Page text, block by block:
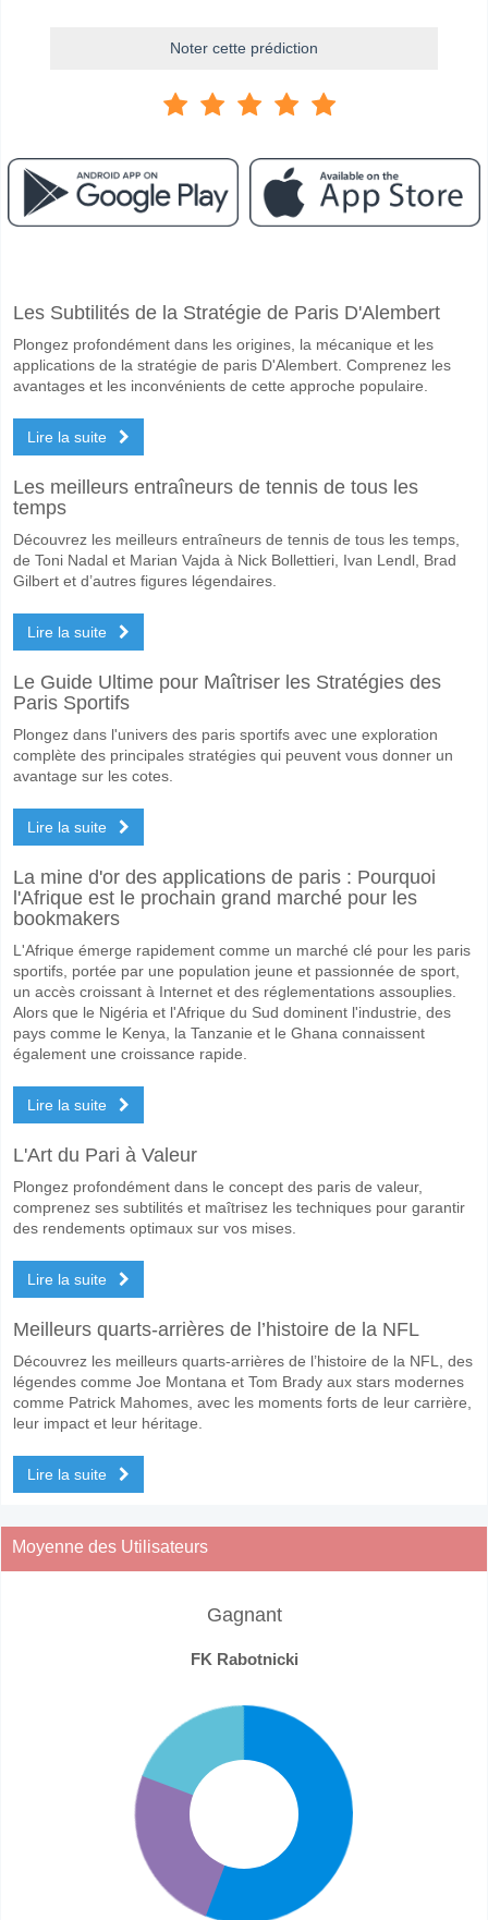
Noter cette prédiction
Le match entre FK Rabotnicki v Aresimi 10 March 2026 13:00.
Quelle est l'équipe favorite pour gagner entre FK
FK Rabotnicki pour le Gagnant du match, avec une probabilité de 55%
Les deux équipes marqueront-elles dans le match FK
Oui pour Les Deux Équipes Marquent, avec un pourcentage de 62%.
Quel sera le résultat correct attendu entre FK
Sur le côté risqué, vous pouvez essayer le Résultat Correct de 3-1
Les Subtilités de la Stratégie de Paris D'Alembert
Plongez profondément dans les origines, la mécanique et les
applications de la stratégie de paris D'Alembert. Comprenez les
avantages et les inconvénients de cette approche populaire.
Lire la suite
Les meilleurs entraîneurs de tennis de tous les
temps
Découvrez les meilleurs entraîneurs de tennis de tous les temps,
de Toni Nadal et Marian Vajda à Nick Bollettieri, Ivan Lendl, Brad
Gilbert et d’autres figures légendaires.
Lire la suite
Le Guide Ultime pour Maîtriser les Stratégies des
Paris Sportifs
Plongez dans l'univers des paris sportifs avec une exploration
complète des principales stratégies qui peuvent vous donner un
avantage sur les cotes.
Lire la suite
La mine d'or des applications de paris : Pourquoi
l'Afrique est le prochain grand marché pour les
bookmakers
L'Afrique émerge rapidement comme un marché clé pour les paris
sportifs, portée par une population jeune et passionnée de sport,
un accès croissant à Internet et des réglementations assouplies.
Alors que le Nigéria et l'Afrique du Sud dominent l'industrie, des
pays comme le Kenya, la Tanzanie et le Ghana connaissent
également une croissance rapide.
Lire la suite
L'Art du Pari à Valeur
Plongez profondément dans le concept des paris de valeur,
comprenez ses subtilités et maîtrisez les techniques pour garantir
des rendements optimaux sur vos mises.
Lire la suite
Meilleurs quarts-arrières de l’histoire de la NFL
Découvrez les meilleurs quarts-arrières de l’histoire de la NFL, des
légendes comme Joe Montana et Tom Brady aux stars modernes
comme Patrick Mahomes, avec les moments forts de leur carrière,
leur impact et leur héritage.
Lire la suite
Moyenne des Utilisateurs
Gagnant
FK Rabotnicki